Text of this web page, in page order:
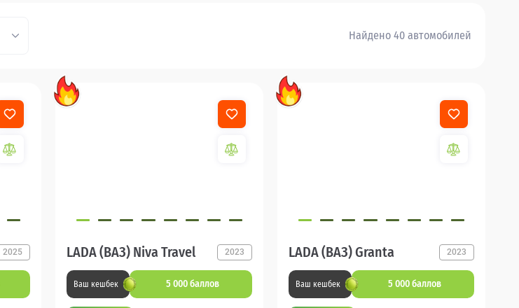
Найдено 40 автомобилей
2025 LADA (ВАЗ) Niva Travel 2023
Ваш кешбек 5 000 баллов
LADA (ВАЗ) Granta 2023
Ваш кешбек 5 000 баллов